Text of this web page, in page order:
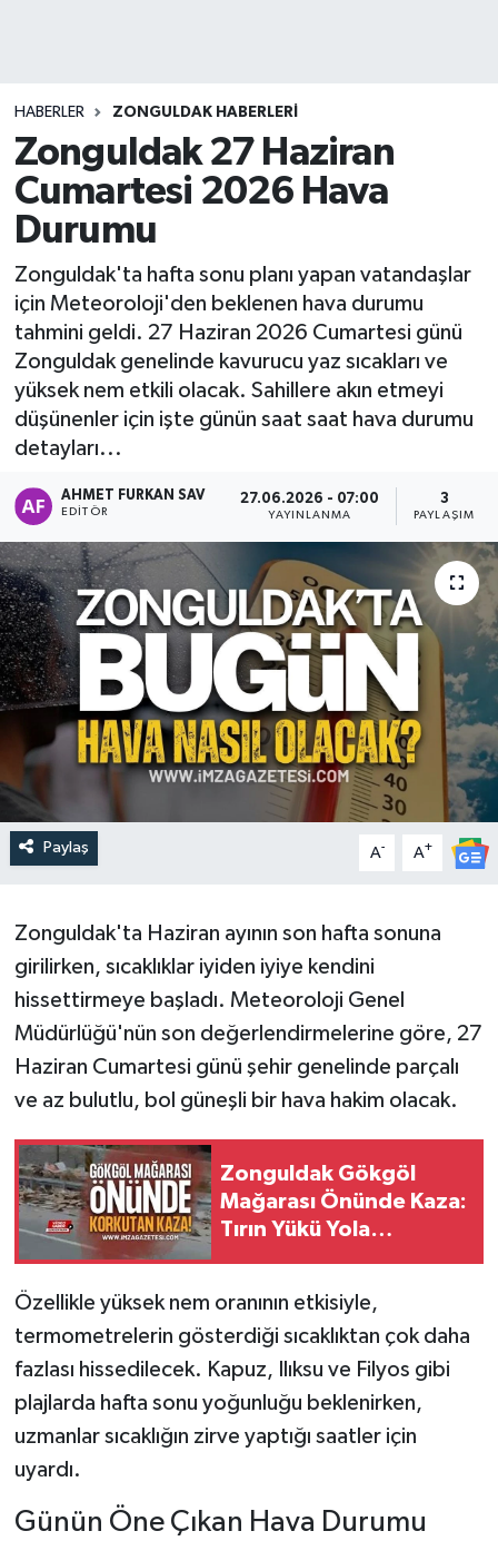
HABERLER ZONGULDAK HABERLERI
Zonguldak 27 Haziran
Cumartesi 2026 Hava
Durumu
Zonguldak'ta hafta sonu planı yapan vatandaşlar
için Meteoroloji'den beklenen hava durumu
tahmini geldi. 27 Haziran 2026 Cumartesi günü
Zonguldak genelinde kavurucu yaz sıcakları ve
yüksek nem etkili olacak. Sahillere akın etmeyi
düşünenler için işte günün saat saat hava durumu
detayları...
AHMET FURKAN SAV
EDITÖR
27.06.2026 - 07:00
YAYINLANMA
3
PAYLAŞIM
Paylaş A- A+
Zonguldak'ta Haziran ayının son hafta sonuna
girilirken, sıcaklıklar iyiden iyiye kendini
hissettirmeye başladı. Meteoroloji Genel
Müdürlüğü'nün son değerlendirmelerine göre, 27
Haziran Cumartesi günü şehir genelinde parçalı
ve az bulutlu, bol güneşli bir hava hakim olacak.
Zonguldak Gökgöl
Mağarası Önünde Kaza:
Tırın Yükü Yola
Özellikle yüksek nem oranının etkisiyle,
termometrelerin gösterdiği sıcaklıktan çok daha
fazlası hissedilecek. Kapuz, Ilıksu ve Filyos gibi
plajlarda hafta sonu yoğunluğu beklenirken,
uzmanlar sıcaklığın zirve yaptığı saatler için
uyardı.
Günün Öne Çıkan Hava Durumu
EREĞLİ
GÖKÇEBEY
KARABÜK
KASTAMONU